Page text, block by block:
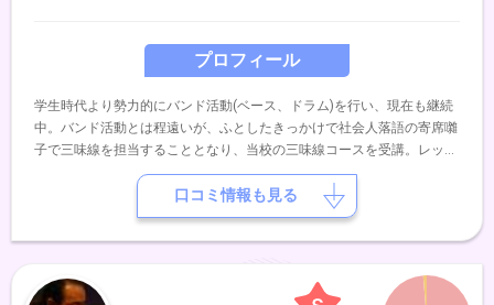
プロフィール
学生時代より勢力的にバンド活動(ベース、ドラム)を行い、現在も継続
中。バンド活動とは程遠いが、ふとしたきっかけで社会人落語の寄席囃
子で三味線を担当することとなり、当校の三味線コースを受講。レッス
ンを重ね、卒業と同時に講師を務める。
口コミ情報も見る